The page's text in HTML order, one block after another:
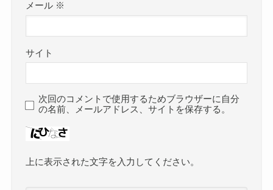
メール ※
サイト
次回のコメントで使用するためブラウザーに自分
の名前、メールアドレス、サイトを保存する。
上に表示された文字を入力してください。